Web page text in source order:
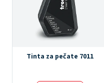
Tinta za pečate 7011